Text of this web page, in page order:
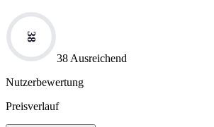
38
38 Ausreichend
Nutzerbewertung
Preisverlauf